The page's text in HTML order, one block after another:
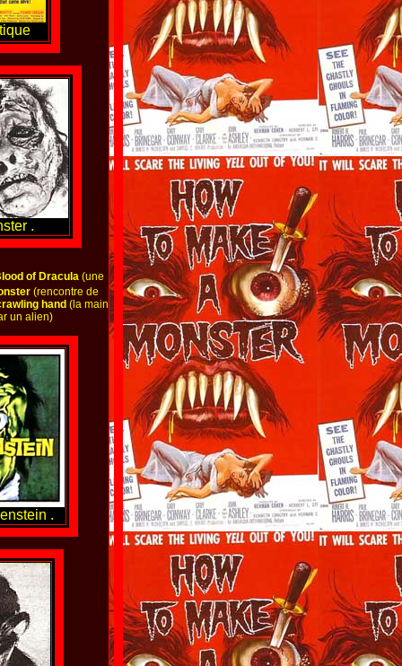
.
of Dracula (une
(rencontre de
hand (la main
un alien)
.